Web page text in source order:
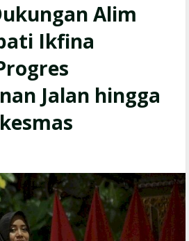
Alim
Ikfina
Jalan hingga